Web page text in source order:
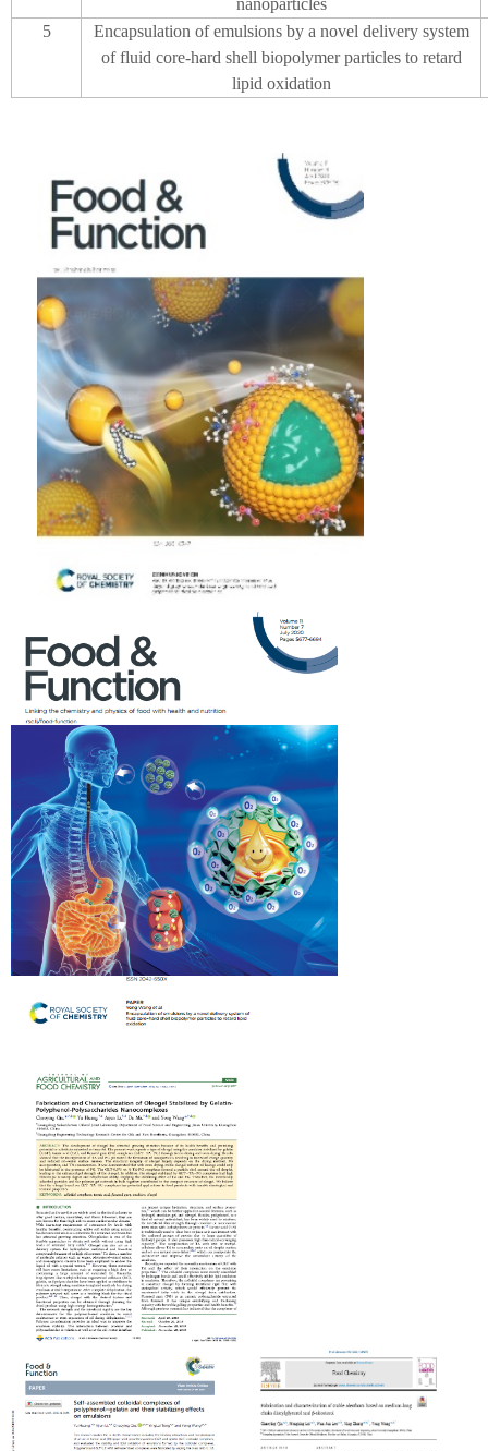
nanoparticles
5
Encapsulation of emulsions by a novel delivery system
of fluid core-hard shell biopolymer particles to retard
lipid oxidation